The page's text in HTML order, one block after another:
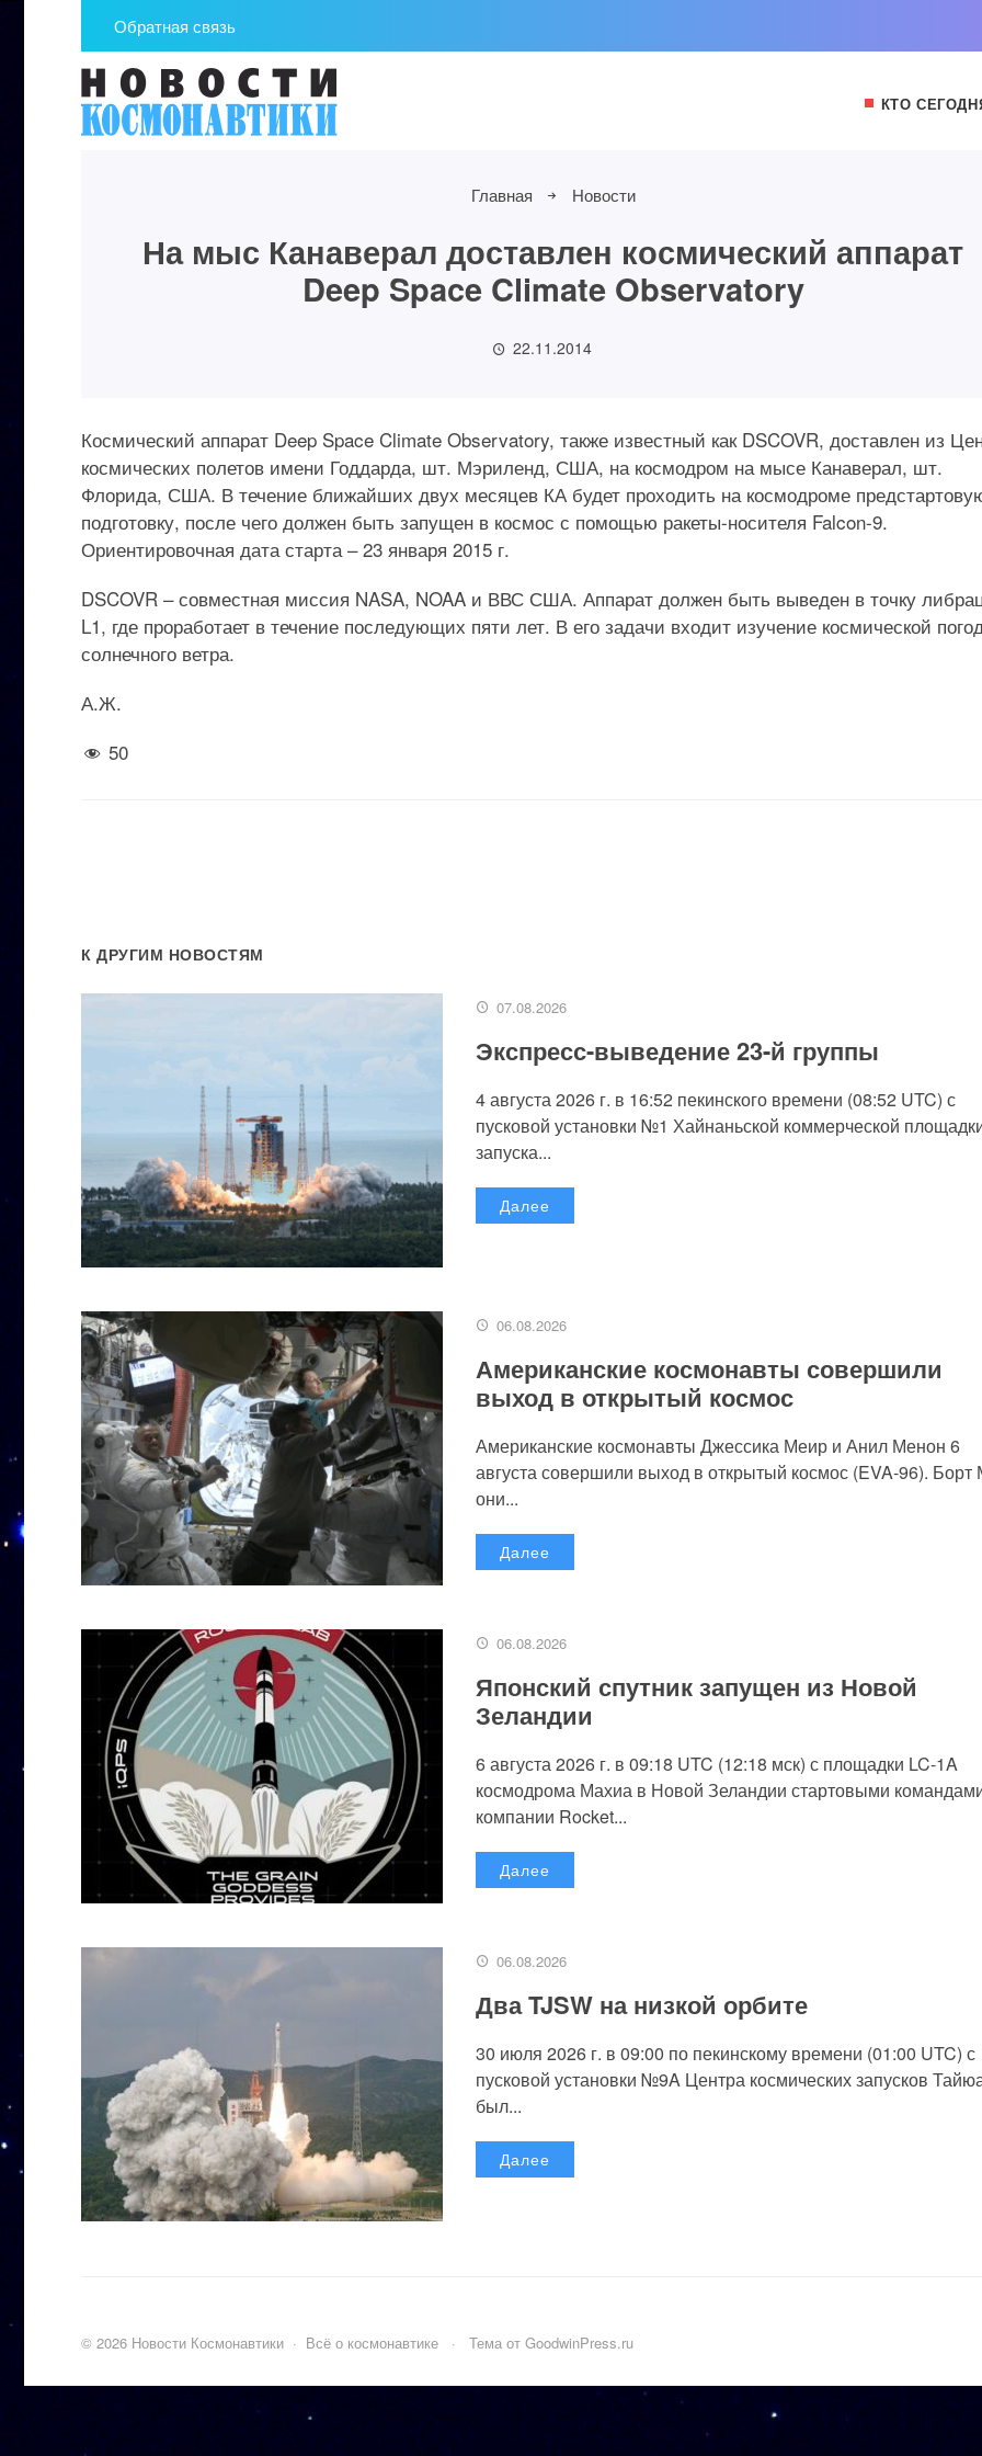
Обратная связь
КТО
Главная Новости
На мыс Канаверал доставлен космический аппарат
Deep Space Climate Observatory
22.11.2014
Космический аппарат Deep Space Climate Observatory, также известный как DSCOVR, доставлен из
космических полетов имени Годдарда, шт. Мэриленд, США, на космодром на мысе Канаверал, шт.
Флорида, США. В течение ближайших двух месяцев КА будет проходить на космодроме
подготовку, после чего должен быть запущен в космос с помощью ракеты-носителя Falcon-9.
Ориентировочная дата старта – 23 января 2015 г.
DSCOVR – совместная миссия NASA, NOAA и ВВС США. Аппарат должен быть выведен в точку
L1, где проработает в течение последующих пяти лет. В его задачи входит изучение космической
солнечного ветра.
А.Ж.
50
К ДРУГИМ НОВОСТЯМ
07.08.2026
Экспресс-выведение 23-й группы
4 августа 2026 г. в 16:52 пекинского времени (08:52 UTC) с
пусковой установки №1 Хайнаньской коммерческой
запуска...
Далее
06.08.2026
Американские космонавты совершили
выход в открытый космос
Американские космонавты Джессика Меир и Анил Менон 6
августа совершили выход в открытый космос (EVA-96).
они...
Далее
06.08.2026
Японский спутник запущен из Новой
Зеландии
6 августа 2026 г. в 09:18 UTC (12:18 мск) с площадки LC-1A
космодрома Махиа в Новой Зеландии стартовыми
компании Rocket...
Далее
06.08.2026
Два TJSW на низкой орбите
30 июля 2026 г. в 09:00 по пекинскому времени (01:00 UTC) с
пусковой установки №9A Центра космических запусков
был...
Далее
© 2026 Новости Космонавтики · Всё о космонавтике · Тема от GoodwinPress.ru